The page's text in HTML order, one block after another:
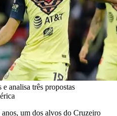
analisa três propostas
um dos alvos do Cruzeiro